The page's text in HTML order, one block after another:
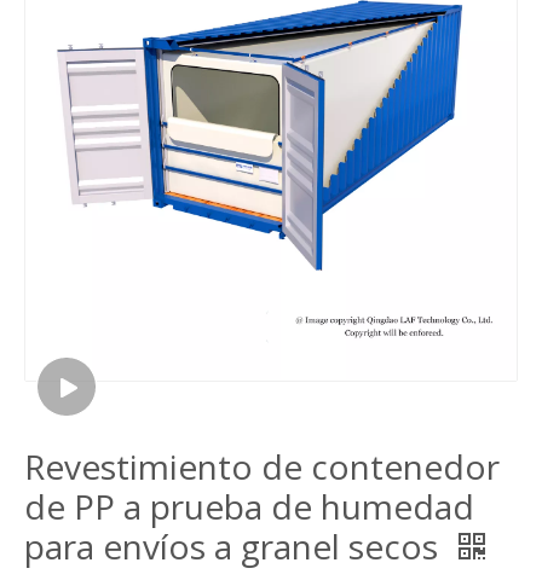
Revestimiento de contenedor
de PP a prueba de humedad
para envíos a granel secos